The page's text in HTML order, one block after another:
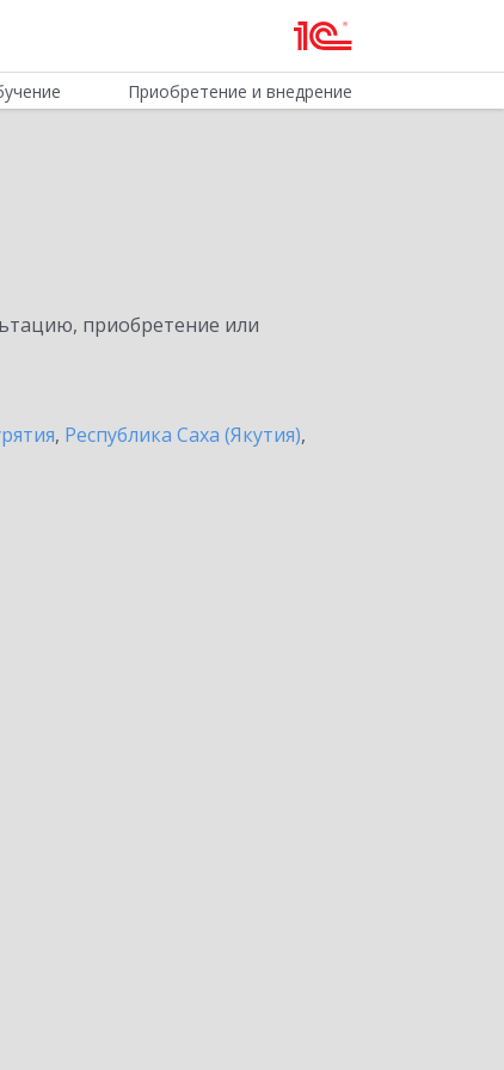
Приобретение и внедрение
приобретение или
, Республика Саха (Якутия),